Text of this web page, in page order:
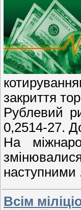
закриття
Рублевий
0,2514-27.
На
наступними
Всім